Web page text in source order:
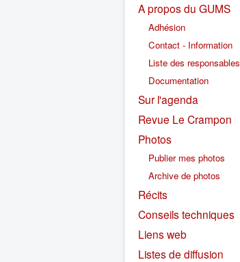
A propos du GUMS
Adhésion
Contact - Information
Liste des responsables
Documentation
Sur l'agenda
Revue Le Crampon
Photos
Publier mes photos
Archive de photos
Récits
Conseils techniques
Liens web
Listes de diffusion